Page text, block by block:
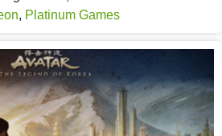
, Platinum Games